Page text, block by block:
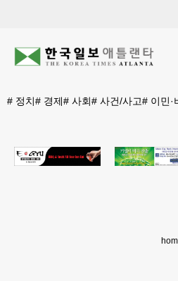
# 정치# 경제# 사회# 사건/사고# 이민·